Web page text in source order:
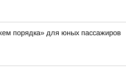
порядка» для юных пассажиров